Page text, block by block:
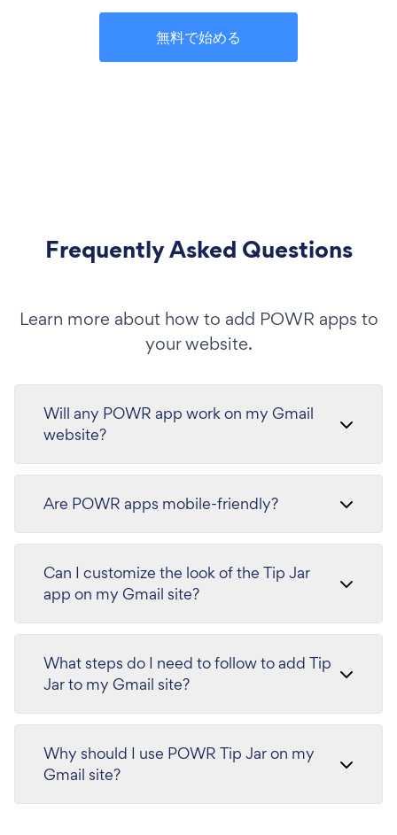
無料で始める
Frequently Asked Questions
Learn more about how to add POWR apps to
your website.
Will any POWR app work on my Gmail
website?
Are POWR apps mobile-friendly?
Can I customize the look of the Tip Jar
app on my Gmail site?
What steps do I need to follow to add Tip
Jar to my Gmail site?
Why should I use POWR Tip Jar on my
Gmail site?